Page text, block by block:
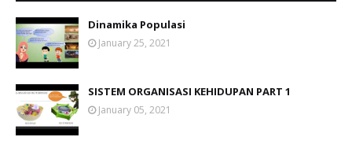
Dinamika Populasi
January 25, 2021
SISTEM ORGANISASI KEHIDUPAN PART 1
January 05, 2021